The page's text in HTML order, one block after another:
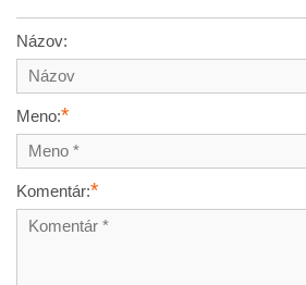
Názov:
Meno:*
Komentár:*